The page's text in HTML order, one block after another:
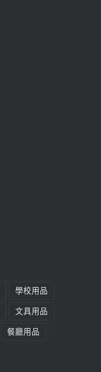
學校用品
文具用品
餐廳用品